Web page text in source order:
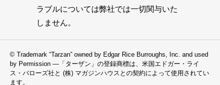
ラブルについては弊社では一切関与いた
しません。
© Trademark “Tarzan” owned by Edgar Rice Burroughs, Inc. and used
by Permission —「ターザン」の登録商標は、米国エドガー・ライ
ス・バローズ社と (株) マガジンハウスとの契約によって使用されてい
ます。